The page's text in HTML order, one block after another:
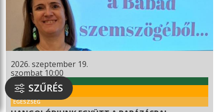
2026. szeptember 19.
szombat 10:00
WEKERLEI KULTÚRHÁZ
RENDEZVÉNY
EGÉSZSÉG
SZŰRÉS